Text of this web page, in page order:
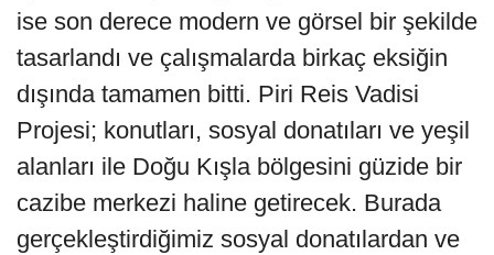
ise son derece modern ve görsel bir şekilde
tasarlandı ve çalışmalarda birkaç eksiğin
dışında tamamen bitti. Piri Reis Vadisi
Projesi; konutları, sosyal donatıları ve yeşil
alanları ile Doğu Kışla bölgesini güzide bir
cazibe merkezi haline getirecek. Burada
gerçekleştirdiğimiz sosyal donatılardan ve